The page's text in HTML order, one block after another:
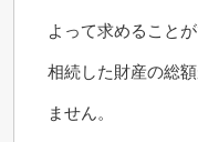
よって求めることが
相続した財産の総
ません。